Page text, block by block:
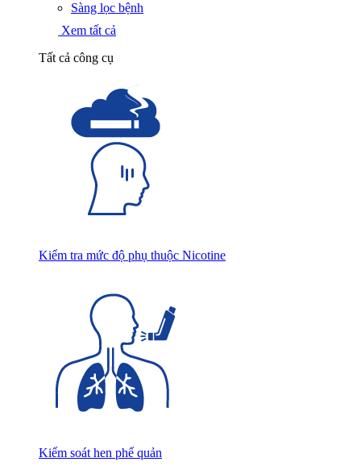
Sàng lọc bệnh
Xem tất cả
Tất cả công cụ
Kiểm tra mức độ phụ thuộc Nicotine
Kiểm soát hen phế quản